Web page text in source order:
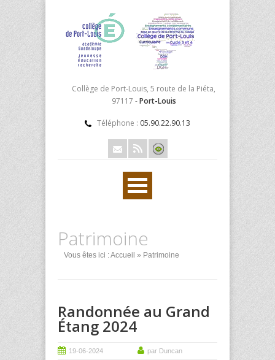
Collège de Port-Louis, 5 route de la Piéta,
97117 -Port-Louis
Téléphone : 05.90.22.90.13
Patrimoine
Vous êtes ici :Accueil » Patrimoine
Randonnée au Grand
Étang 2024
19-06-2024 par Duncan